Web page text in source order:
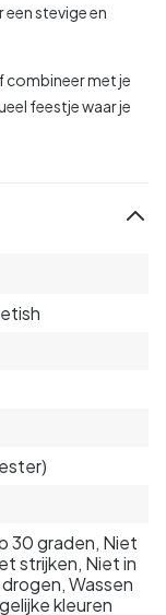
stevige en
met je
feestje waar je
30 graden, Niet
strijken, Niet in
Wassen
kleuren